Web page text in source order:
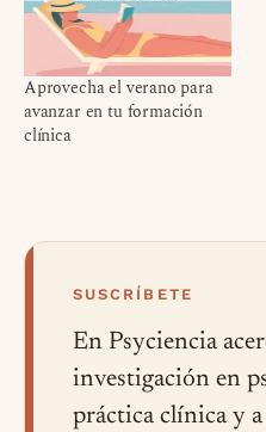
Aprovecha el verano para
avanzar en tu formación
clínica
SUSCRÍBETE
En Psyciencia
investigación en
práctica clínica y